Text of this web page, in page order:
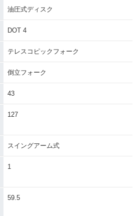
油圧式ディスク
DOT 4
テレスコピックフォーク
倒立フォーク
43
127
スイングアーム式
1
59.5